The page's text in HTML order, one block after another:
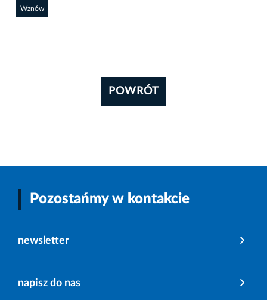
Wznów
POWRÓT
Pozostańmy w kontakcie
newsletter
napisz do nas